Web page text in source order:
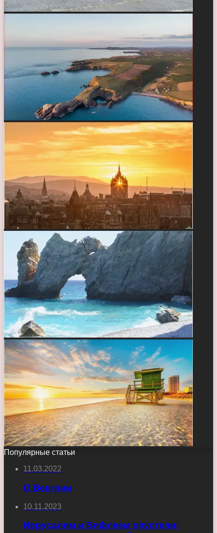
Популярные статьи
11.03.2022
О Венгрии
10.11.2023
Иерусалим и Вифлеем опустели: